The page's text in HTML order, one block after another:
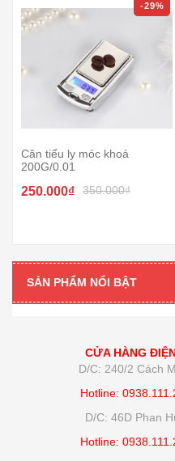
-29%
Cân tiểu ly móc khoá
200G/0.01
250.000₫ 350.000₫
SẢN PHẨM NỔI BẬT
CỬA HÀNG
D/C: 240/2 Cách
Hotline:
D/C: 46D Phan
Hotline: